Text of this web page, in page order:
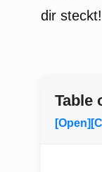
dir steckt!
Table
[Open]